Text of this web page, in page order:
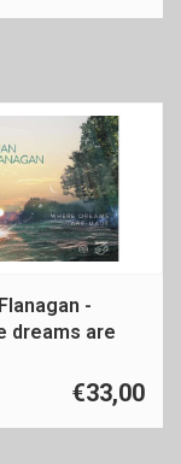
-
dreams are
€33,00